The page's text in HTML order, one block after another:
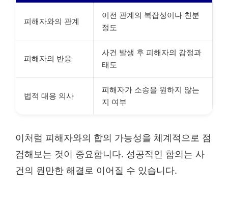
피해자와의 관계
이전 관계의 복잡성이나 친분
정도
피해자의 반응
사건 발생 후 피해자의 감정과
태도
법적 대응 의사
피해자가 소송을 원하지 않는
지 여부
이처럼 피해자와의 합의 가능성을 체계적으로 점
검해보는 것이 중요합니다. 성공적인 합의는 사
건의 원만한 해결로 이어질 수 있습니다.